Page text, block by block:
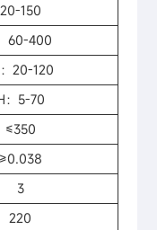
20-150
60-400
20-120
：5-70
≤350
≥0.038
3
220